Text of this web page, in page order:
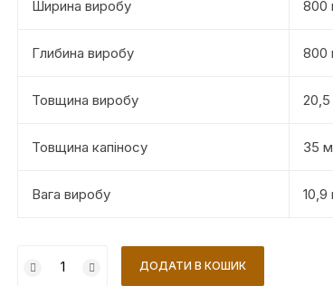
Ширина виробу 800
Глибина виробу 800
Товщина виробу
Товщина капіносу 35
Вага виробу 10,9
WERZALIT
ДОДАТИ В КОШИК